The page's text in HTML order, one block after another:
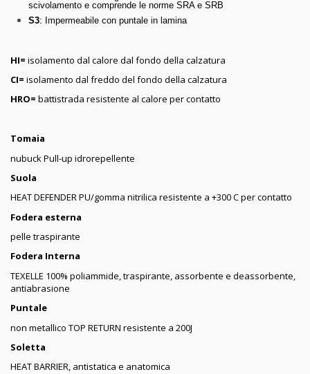
scivolamento e comprende le norme SRA e SRB
S3: Impermeabile con puntale in lamina
HI= isolamento dal calore dal fondo della calzatura
CI= isolamento dal freddo del fondo della calzatura
HRO= battistrada resistente al calore per contatto
Tomaia
nubuck Pull-up idrorepellente
Suola
HEAT DEFENDER PU/gomma nitrilica resistente a +300 C per contatto
Fodera esterna
pelle traspirante
Fodera Interna
TEXELLE 100% poliammide, traspirante, assorbente e deassorbente,
antiabrasione
Puntale
non metallico TOP RETURN resistente a 200J
Soletta
HEAT BARRIER, antistatica e anatomica